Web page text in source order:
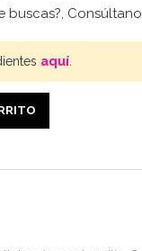
aquí.